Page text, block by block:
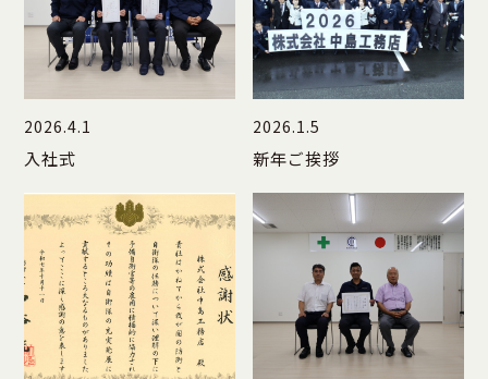
2026.4.1
入社式
2026.1.5
新年ご挨拶